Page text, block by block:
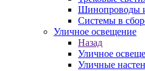
Шинопроводы
Системы в
Уличное освещение
Назад
Уличное
Уличные